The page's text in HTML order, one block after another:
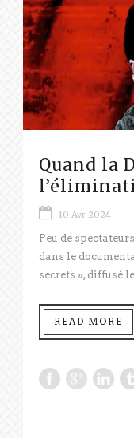
Quand la
10 Avr 2024
Peu de
dans le
secrets », diffusé
READ MORE